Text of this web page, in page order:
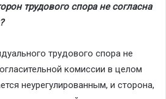
трудового спора не согласна
трудового спора не
комиссии в целом
неурегулированным, и сторона,